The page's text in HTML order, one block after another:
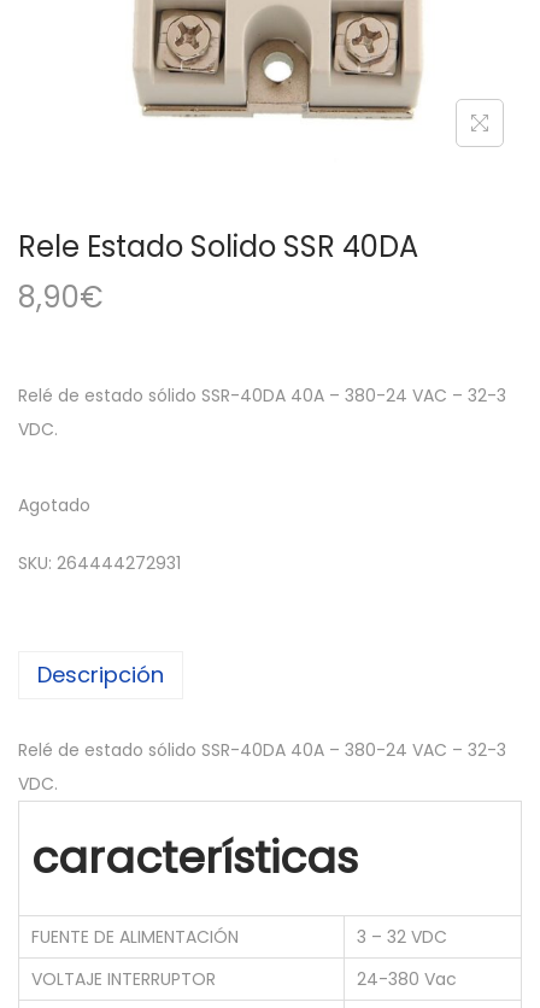
a
c
i
ó
i
d
o
Rele Estado Solido SSR 40DA
8,90€
Relé de estado sólido SSR-40DA 40A – 380-24 VAC – 32-3
VDC.
Agotado
SKU: 264444272931
Descripción
Relé de estado sólido SSR-40DA 40A – 380-24 VAC – 32-3
VDC.
características
FUENTE DE ALIMENTACIÓN
3 – 32 VDC
VOLTAJE INTERRUPTOR
24-380 Vac